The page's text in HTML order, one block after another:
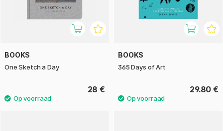
BOOKS
One Sketch a Day
28 €
BOOKS
365 Days of Art
29.80 €